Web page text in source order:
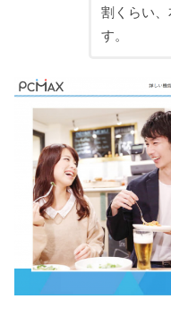
割くらい
す。